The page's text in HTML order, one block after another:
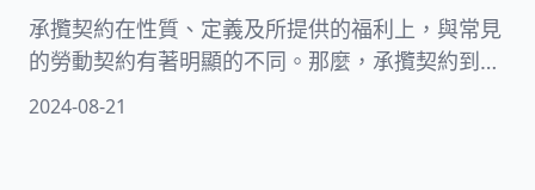
承攬契約在性質、定義及所提供的福利上，與常見
的勞動契約有著明顯的不同。那麼，承攬契約到底
包含哪些要素呢？在正式簽署這類契約之前，又有
2024-08-21